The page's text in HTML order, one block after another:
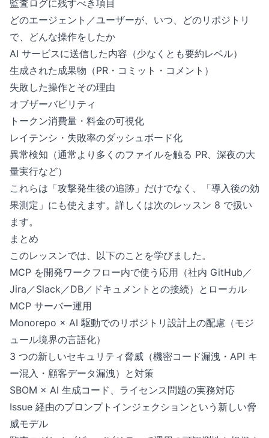
監査ログに残すべき項目
どのエージェント／ユーザーが、いつ、どのリポジトリ
で、どんな操作をしたか
AI サービスに送信した内容（少なくとも要約レベル）
生成された成果物（PR・コミット・コメント）
失敗した操作とその理由
オブザーバビリティ
トークン消費量・料金の可視化
レイテンシ・失敗率のダッシュボード化
異常検知（通常より多くのファイルを触る PR、深夜の大
量実行など）
これらは「攻撃発生後の追跡」だけでなく、「導入後の効
果測定」にも使えます。詳しくは次のレッスン 8 で扱い
ます。
まとめ
このレッスンでは、以下のことを学びました。
MCP を開発ワークフロー内で使う応用（社内 GitHub／
Jira／Slack／DB／ドキュメントとの接続）とローカル
MCP サーバー運用
Monorepo × AI 駆動でのリポジトリ設計上の配慮（モジ
ュール境界の言語化）
3 つの新しいセキュリティ脅威（機密コード漏洩・API キ
ー混入・顧客データ漏洩）と対策
SBOM × AI 生成コード、ライセンス問題の実務対応
Issue 経由のプロンプトインジェクションという新しい脅
威モデル